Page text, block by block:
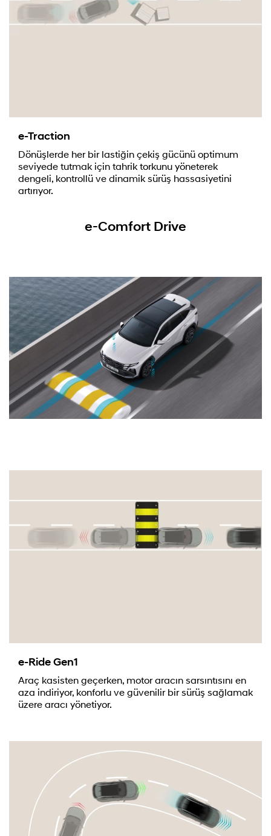
e-Traction
Dönüşlerde her bir lastiğin çekiş gücünü optimum
seviyede tutmak için tahrik torkunu yöneterek
dengeli, kontrollü ve dinamik sürüş hassasiyetini
artırıyor.
e-Comfort Drive
e-Ride Gen1
Araç kasisten geçerken, motor aracın sarsıntısını en
aza indiriyor, konforlu ve güvenilir bir sürüş sağlamak
üzere aracı yönetiyor.